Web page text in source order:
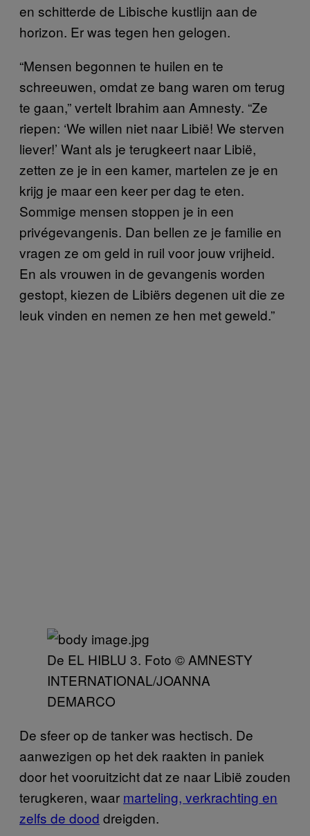
en schitterde de Libische kustlijn aan de
horizon. Er was tegen hen gelogen.
“Mensen begonnen te huilen en te
schreeuwen, omdat ze bang waren om terug
te gaan,” vertelt Ibrahim aan Amnesty. “Ze
riepen: ‘We willen niet naar Libië! We sterven
liever!’ Want als je terugkeert naar Libië,
zetten ze je in een kamer, martelen ze je en
krijg je maar een keer per dag te eten.
Sommige mensen stoppen je in een
privégevangenis. Dan bellen ze je familie en
vragen ze om geld in ruil voor jouw vrijheid.
En als vrouwen in de gevangenis worden
gestopt, kiezen de Libiërs degenen uit die ze
leuk vinden en nemen ze hen met geweld.”
De EL HIBLU 3. Foto © AMNESTY
INTERNATIONAL/JOANNA
DEMARCO
De sfeer op de tanker was hectisch. De
aanwezigen op het dek raakten in paniek
door het vooruitzicht dat ze naar Libië zouden
terugkeren, waar marteling, verkrachting en
zelfs de dood dreigden.